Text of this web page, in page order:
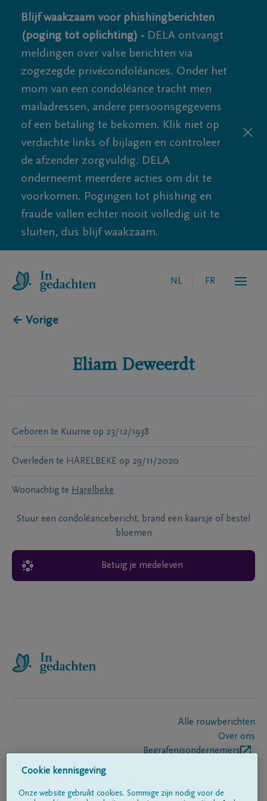
Blijf waakzaam voor phishingberichten
(poging tot oplichting) - DELA ontvangt
meldingen over valse berichten via
zogezegde privécondoléances. Onder het
mom van een condoléance tracht men
mailadressen, andere persoonsgegevens
of een betaling te bekomen. Klik niet op
verdachte links of bijlagen en controleer
de afzender zorgvuldig. DELA
onderneemt meerdere acties om dit te
voorkomen. Pogingen tot phishing en
fraude vallen echter nooit volledig uit te
sluiten, dus blijf waakzaam.
NL FR
← Vorige
Eliam Deweerdt
Geboren te Kuurne op 23/12/1938
Overleden te HARELBEKE op 29/11/2020
Woonachtig te Harelbeke
Stuur een condoléancebericht, brand een kaarsje of bestel
bloemen
Betuig je medeleven
Alle rouwberichten
Over ons
Begrafenisondernemers
Cookie kennisgeving
Onze website gebruikt cookies. Sommige zijn nodig voor de